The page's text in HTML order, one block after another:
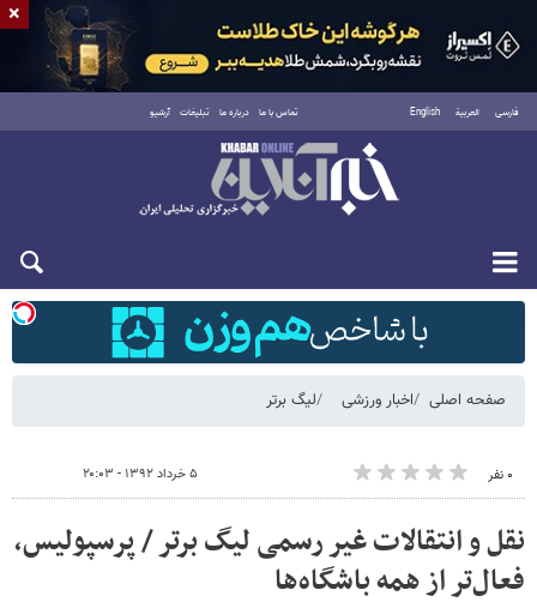
فارسی العربية English تماس با ما درباره ما تبلیغات آرشیو
شنبه ۱۷ مرداد ۱۴۰۵
صفحه اصلی اخبار ورزشی لیگ برتر
۰ نفر ۵ خرداد ۱۳۹۲ - ۲۰:۰۳
نقل و انتقالات غیر رسمی لیگ برتر / پرسپولیس،
فعال‌تر از همه باشگاه‌ها
×